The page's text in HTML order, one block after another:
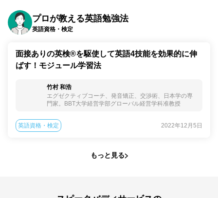
プロが教える英語勉強法
英語資格・検定
面接ありの英検®︎を駆使して英語4技能を効果的に伸
ばす！モジュール学習法
竹村 和浩
エグゼクティブコーチ、発音矯正、交渉術、日本学の専
門家。BBT大学経営学部グローバル経営学科准教授
英語資格・検定 2022年12月5日
もっと見る